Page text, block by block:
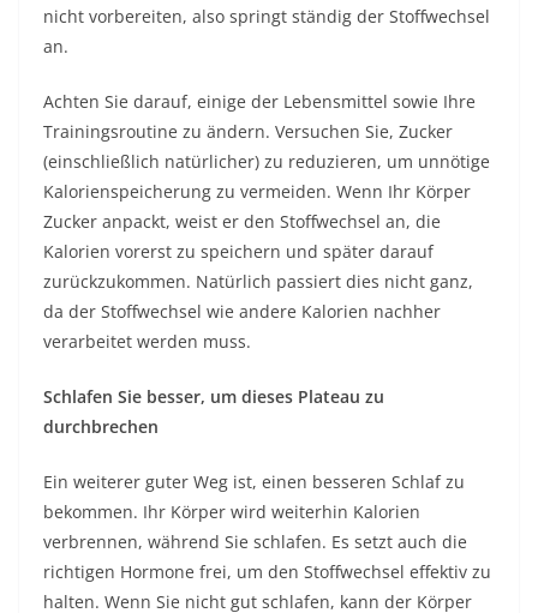
nicht vorbereiten, also springt ständig der Stoffwechsel
an.
Achten Sie darauf, einige der Lebensmittel sowie Ihre
Trainingsroutine zu ändern. Versuchen Sie, Zucker
(einschließlich natürlicher) zu reduzieren, um unnötige
Kalorienspeicherung zu vermeiden. Wenn Ihr Körper
Zucker anpackt, weist er den Stoffwechsel an, die
Kalorien vorerst zu speichern und später darauf
zurückzukommen. Natürlich passiert dies nicht ganz,
da der Stoffwechsel wie andere Kalorien nachher
verarbeitet werden muss.
Schlafen Sie besser, um dieses Plateau zu
durchbrechen
Ein weiterer guter Weg ist, einen besseren Schlaf zu
bekommen. Ihr Körper wird weiterhin Kalorien
verbrennen, während Sie schlafen. Es setzt auch die
richtigen Hormone frei, um den Stoffwechsel effektiv zu
halten. Wenn Sie nicht gut schlafen, kann der Körper